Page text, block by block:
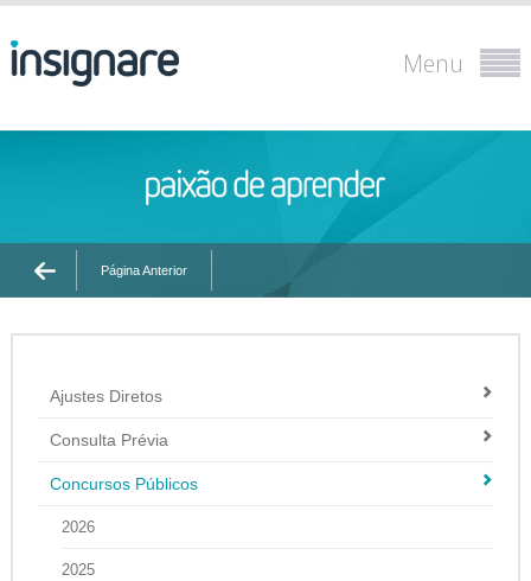
Menu
Página Anterior
Ajustes Diretos
Consulta Prévia
Concursos Públicos
2026
2025